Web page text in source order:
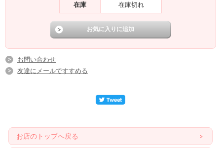
在庫 在庫切れ
お問い合わせ
友達にメールですすめる
お店のトップへ戻る